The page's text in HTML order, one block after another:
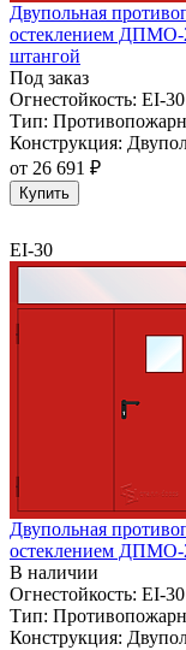
Двупольная
остеклением ДПМО-
штангой
Под заказ
Огнестойкость: EI-30
Тип:
Конструкция:
от 26 691 ₽
Купить
EI-30
Двупольная
остеклением ДПМО-
В наличии
Огнестойкость: EI-30
Тип:
Конструкция: